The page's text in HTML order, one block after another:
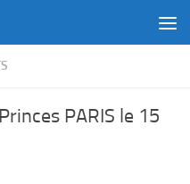
PARIS le 15